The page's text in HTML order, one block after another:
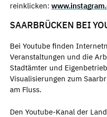
reinklicken:
SAARBRÜCKEN BEI
Bei Youtube finden
Veranstaltungen und die
Stadtämter und
Visualisierungen zum
am Fluss.
Den Youtube-Kanal der